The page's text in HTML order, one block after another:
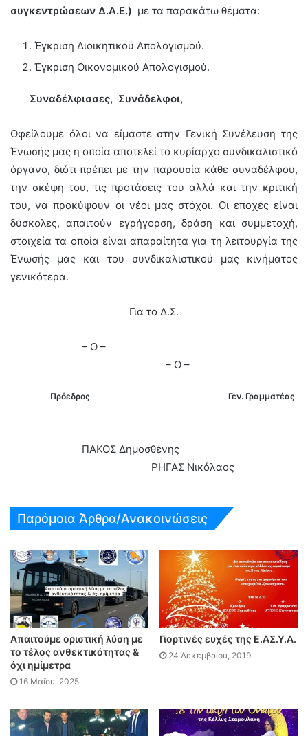
συγκεντρώσεων Δ.Α.Ε.) με τα παρακάτω θέματα:
Έγκριση Διοικητικού Απολογισμού.
Έγκριση Οικονομικού Απολογισμού.
Συναδέλφισσες, Συνάδελφοι,
Οφείλουμε όλοι να είμαστε στην Γενική Συνέλευση της
Ένωσής μας η οποία αποτελεί το κυρίαρχο συνδικαλιστικό
όργανο, διότι πρέπει με την παρουσία κάθε συναδέλφου,
την σκέψη του, τις προτάσεις του αλλά και την κριτική
του, να προκύψουν οι νέοι μας στόχοι. Οι εποχές είναι
δύσκολες, απαιτούν εγρήγορση, δράση και συμμετοχή,
στοιχεία τα οποία είναι απαραίτητα για τη λειτουργία της
Ένωσής μας και του συνδικαλιστικού μας κινήματος
γενικότερα.
Για το Δ.Σ.
– Ο –
– Ο –
Πρόεδρος Γεν. Γραμματέας
ΠΑΚΟΣ Δημοσθένης
ΡΗΓΑΣ Νικόλαος
Παρόμοια Άρθρα/Ανακοινώσεις
Απαιτούμε οριστική λύση με
το τέλος ανθεκτικότητας &
όχι ημίμετρα
16 Μαΐου, 2025
Γιορτινές ευχές της Ε.ΑΣ.Υ.Α.
24 Δεκεμβρίου, 2019